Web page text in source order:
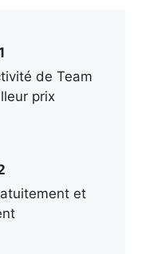
de Team
prix
et